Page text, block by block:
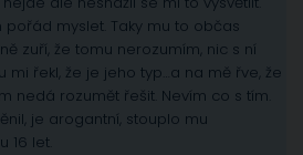
myslet. Taky mu to občas
zuří, že tomu nerozumím, nic s ní
mi řekl, že je jeho typ…a na mě řve, že
nedá rozumět řešit. Nevím co s tím.
je arogantní, stouplo mu
16 let.